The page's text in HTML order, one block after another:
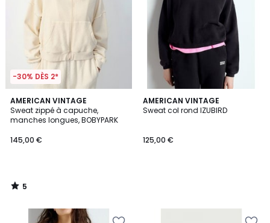
-30% DÈS 2*
AMERICAN VINTAGE
Sweat zippé à capuche,
manches longues, BOBYPARK
145,00 €
5
/
5
5
/
AMERICAN VINTAGE
Sweat col rond IZUBIRD
125,00 €